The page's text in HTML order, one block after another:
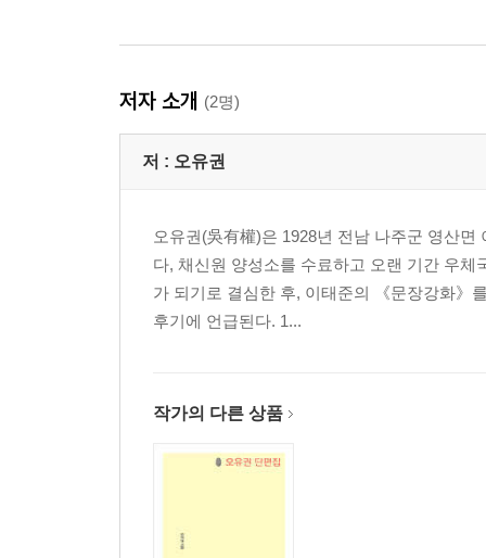
저자 소개 (2명)
저 : 오유권
오유권(吳有權)은 1928년 전남 나주군 영산
다, 채신원 양성소를 수료하고 오랜 기간 우
가 되기로 결심한 후, 이태준의 《문장강화》
후기에 언급된다. 1...
작가의 다른 상품